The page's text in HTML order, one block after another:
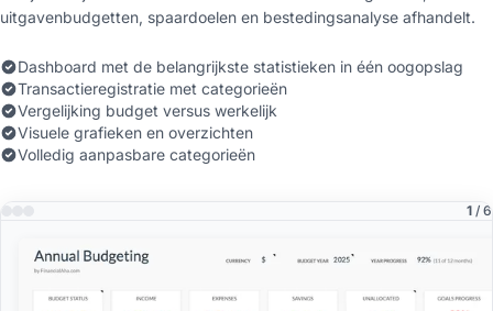
uitgavenbudgetten, spaardoelen en bestedingsanalyse afhandelt.
Dashboard met de belangrijkste statistieken in één oogopslag
Transactieregistratie met categorieën
Vergelijking budget versus werkelijk
Visuele grafieken en overzichten
Volledig aanpasbare categorieën
1 / 6